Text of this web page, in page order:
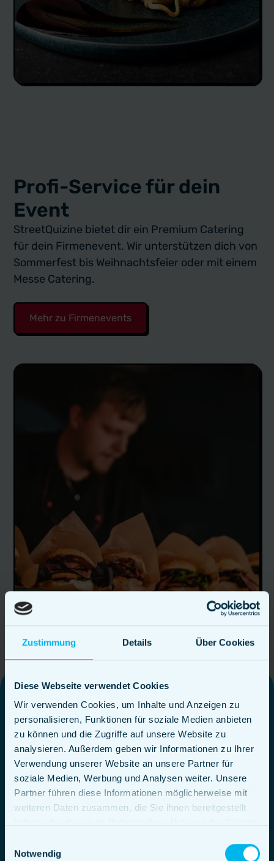
Zustimmung Details Über Cookies
Diese Webseite verwendet Cookies
Wir verwenden Cookies, um Inhalte und Anzeigen zu
personalisieren, Funktionen für soziale Medien anbieten
zu können und die Zugriffe auf unsere Website zu
analysieren. Außerdem geben wir Informationen zu Ihrer
Verwendung unserer Website an unsere Partner für
soziale Medien, Werbung und Analysen weiter. Unsere
Partner führen diese Informationen möglicherweise mit
weiteren Daten zusammen, die Sie ihnen bereitgestellt
Notwendig
Profi-Service für dein
Event
StreetQuizine bietet dir ein Premium Catering
für dein Firmenevent. Wir unterstützen dich von
Sommerfest bis Weihnachtsfeier oder mit einem
Messe Catering.
Mehr zu Firmenevents
Thematische
Foodtrucks in
Stuttgart